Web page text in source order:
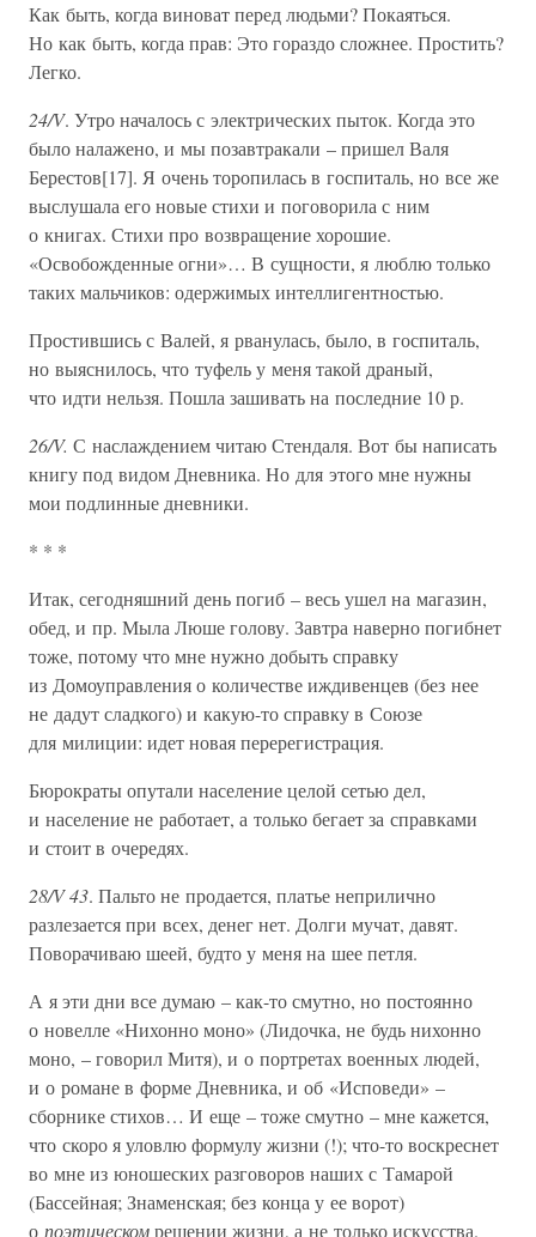
Как быть, когда виноват перед людьми? Покаяться.
Но как быть, когда прав: Это гораздо сложнее. Простить?
Легко.
24/V. Утро началось с электрических пыток. Когда это
было налажено, и мы позавтракали – пришел Валя
Берестов[17]. Я очень торопилась в госпиталь, но все же
выслушала его новые стихи и поговорила с ним
о книгах. Стихи про возвращение хорошие.
«Освобожденные огни»… В сущности, я люблю только
таких мальчиков: одержимых интеллигентностью.
Простившись с Валей, я рванулась, было, в госпиталь,
но выяснилось, что туфель у меня такой драный,
что идти нельзя. Пошла зашивать на последние 10 р.
26/V. С наслаждением читаю Стендаля. Вот бы написать
книгу под видом Дневника. Но для этого мне нужны
мои подлинные дневники.
* * *
Итак, сегодняшний день погиб – весь ушел на магазин,
обед, и пр. Мыла Люше голову. Завтра наверно погибнет
тоже, потому что мне нужно добыть справку
из Домоуправления о количестве иждивенцев (без нее
не дадут сладкого) и какую-то справку в Союзе
для милиции: идет новая перерегистрация.
Бюрократы опутали население целой сетью дел,
и население не работает, а только бегает за справками
и стоит в очередях.
28/V 43. Пальто не продается, платье неприлично
разлезается при всех, денег нет. Долги мучат, давят.
Поворачиваю шеей, будто у меня на шее петля.
А я эти дни все думаю – как-то смутно, но постоянно
о новелле «Нихонно моно» (Лидочка, не будь нихонно
моно, – говорил Митя), и о портретах военных людей,
и о романе в форме Дневника, и об «Исповеди» –
сборнике стихов… И еще – тоже смутно – мне кажется,
что скоро я уловлю формулу жизни (!); что-то воскреснет
во мне из юношеских разговоров наших с Тамарой
(Бассейная; Знаменская; без конца у ее ворот)
о поэтическомрешении жизни, а не только искусства.